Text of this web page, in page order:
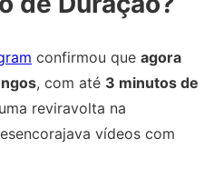
confirmou que agora
, com até 3 minutos de
reviravolta na
vídeos com